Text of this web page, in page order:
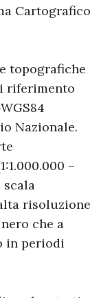
Cartografico
topografiche
riferimento
Nazionale.
–
scala
risoluzione
che a
in periodi